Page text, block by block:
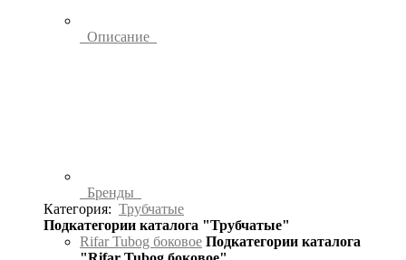
Описание
Бренды
Категория: Трубчатые
Подкатегории каталога "Трубчатые"
Rifar Tubog боковое Подкатегории каталога